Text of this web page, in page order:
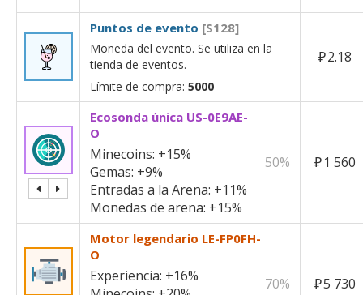
Puntos de evento [S128]
Moneda del evento. Se utiliza en la
tienda de eventos.
Límite de compra: 5000
₽2.18
Ecosonda única US-0E9AE-
O
Minecoins: +15%
Gemas: +9%
Entradas a la Arena: +11%
Monedas de arena: +15%
50% ₽ 1 560
Motor legendario LE-FP0FH-
O
Experiencia: +16%
70% ₽5 730